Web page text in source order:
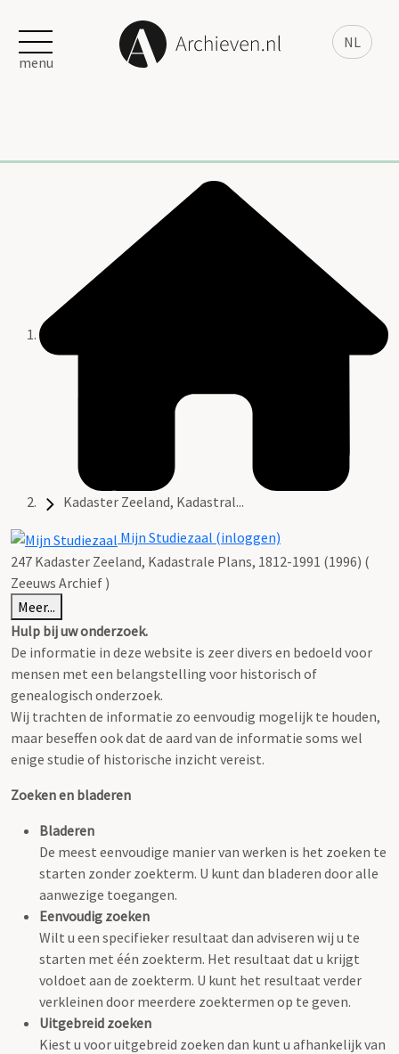
NL
menu
Kadaster Zeeland, Kadastral...
Mijn Studiezaal (inloggen)
247 Kadaster Zeeland, Kadastrale Plans, 1812-1991 (1996) (
Zeeuws Archief )
Meer...
Hulp bij uw onderzoek.
De informatie in deze website is zeer divers en bedoeld voor
mensen met een belangstelling voor historisch of
genealogisch onderzoek.
Wij trachten de informatie zo eenvoudig mogelijk te houden,
maar beseffen ook dat de aard van de informatie soms wel
enige studie of historische inzicht vereist.
Zoeken en bladeren
Bladeren
De meest eenvoudige manier van werken is het zoeken te
starten zonder zoekterm. U kunt dan bladeren door alle
aanwezige toegangen.
Eenvoudig zoeken
Wilt u een specifieker resultaat dan adviseren wij u te
starten met één zoekterm. Het resultaat dat u krijgt
voldoet aan de zoekterm. U kunt het resultaat verder
verkleinen door meerdere zoektermen op te geven.
Uitgebreid zoeken
Kiest u voor uitgebreid zoeken dan kunt u afhankelijk van